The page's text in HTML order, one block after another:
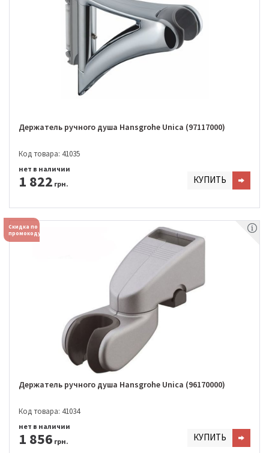
Держатель ручного душа Hansgrohe Unica (97117000)
Код товара: 41035
1 822 грн.
нет в наличии
КУПИТЬ
Скидка по
промокоду
Держатель ручного душа Hansgrohe Unica (96170000)
Код товара: 41034
1 856 грн.
нет в наличии
КУПИТЬ